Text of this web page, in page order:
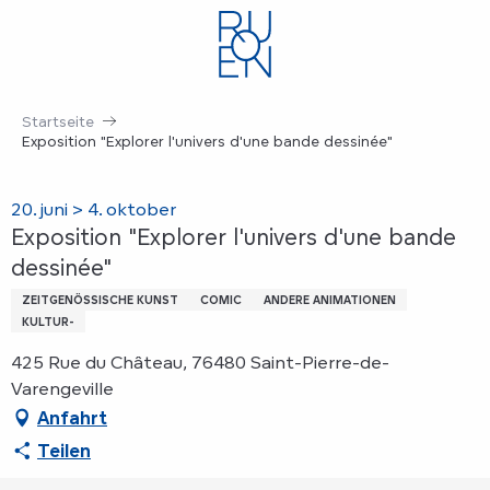
Startseite
Exposition "Explorer l'univers d'une bande dessinée"
20. juni > 4. oktober
Exposition "Explorer l'univers d'une bande
dessinée"
ZEITGENÖSSISCHE KUNST COMIC
ANDERE ANIMATIONEN
KULTUR-
425 Rue du Château, 76480 Saint-Pierre-de-
Varengeville
Anfahrt
Teilen